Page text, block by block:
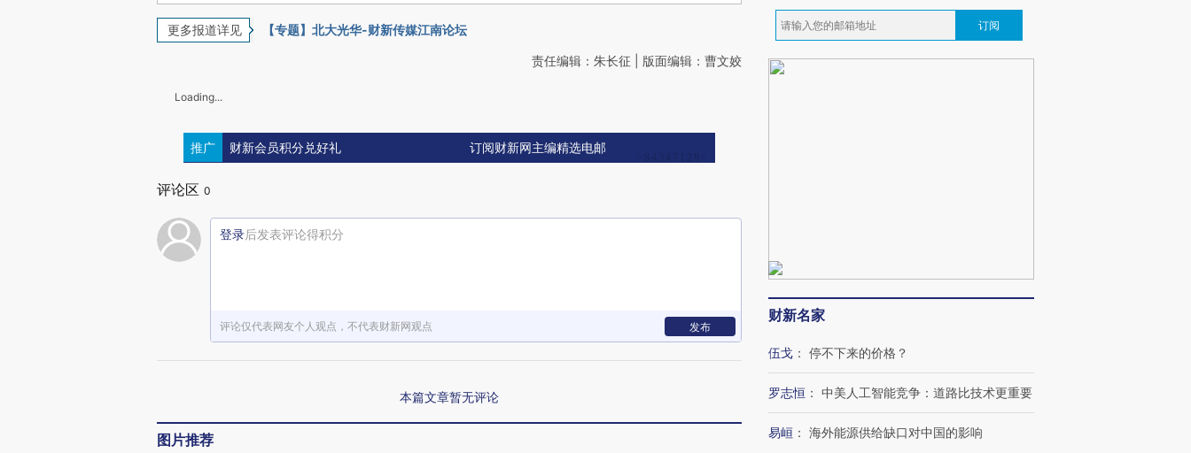
更多报道详见 【专题】北大光华-财新传媒江南论坛
责任编辑：朱长征 | 版面编辑：曹文姣
Loading...
推广 财新会员积分兑好礼 订阅财新网主编精选电邮
评论区 0
登录后发表评论得积分
评论仅代表网友个人观点，不代表财新网观点 发布
本篇文章暂无评论
图片推荐
订阅
财新名家
伍戈 ： 停不下来的价格？
罗志恒 ： 中美人工智能竞争：道路比技术更重要
易峘 ： 海外能源供给缺口对中国的影响